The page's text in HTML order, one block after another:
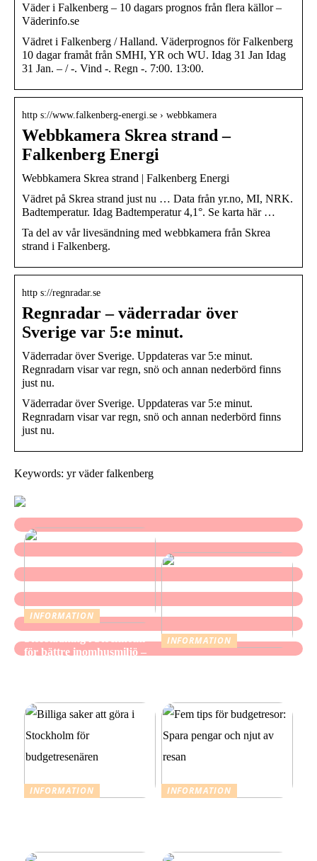
Väder i Falkenberg – 10 dagars prognos från flera källor –
Väderinfo.se
Vädret i Falkenberg / Halland. Väderprognos för Falkenberg
10 dagar framåt från SMHI, YR och WU. Idag 31 Jan Idag
31 Jan. – / -. Vind -. Regn -. 7:00. 13:00.
http s://www.falkenberg-energi.se › webbkamera
Webbkamera Skrea strand –
Falkenberg Energi
Webbkamera Skrea strand | Falkenberg Energi
Vädret på Skrea strand just nu … Data från yr.no, MI, NRK.
Badtemperatur. Idag Badtemperatur 4,1°. Se karta här …
Ta del av vår livesändning med webbkamera från Skrea
strand i Falkenberg.
http s://regnradar.se
Regnradar – väderradar över
Sverige var 5:e minut.
Väderradar över Sverige. Uppdateras var 5:e minut.
Regnradarn visar var regn, snö och annan nederbörd finns
just nu.
Väderradar över Sverige. Uppdateras var 5:e minut.
Regnradarn visar var regn, snö och annan nederbörd finns
just nu.
Keywords: yr väder falkenberg
INFORMATION
för bättre inomhusmiljö –
INFORMATION
INFORMATION
INFORMATION